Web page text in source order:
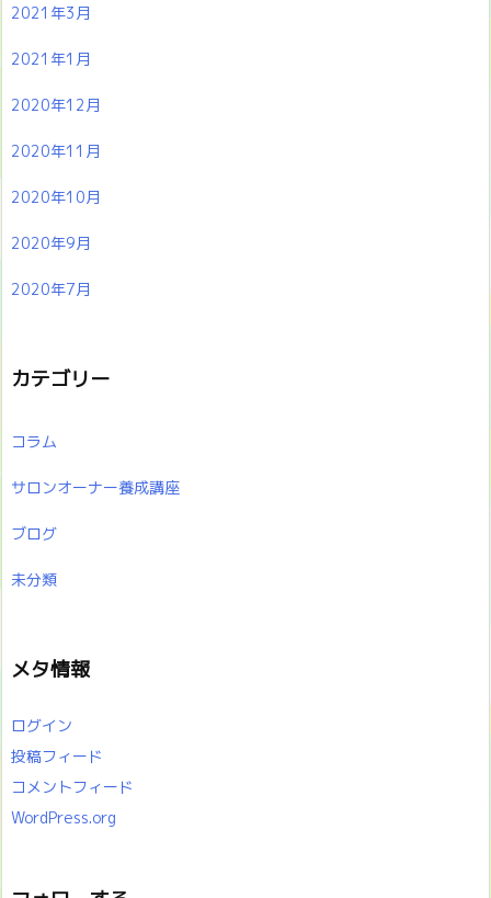
2021年3月
2021年1月
2020年12月
2020年11月
2020年10月
2020年9月
2020年7月
カテゴリー
コラム
サロンオーナー養成講座
ブログ
未分類
メタ情報
ログイン
投稿フィード
コメントフィード
WordPress.org